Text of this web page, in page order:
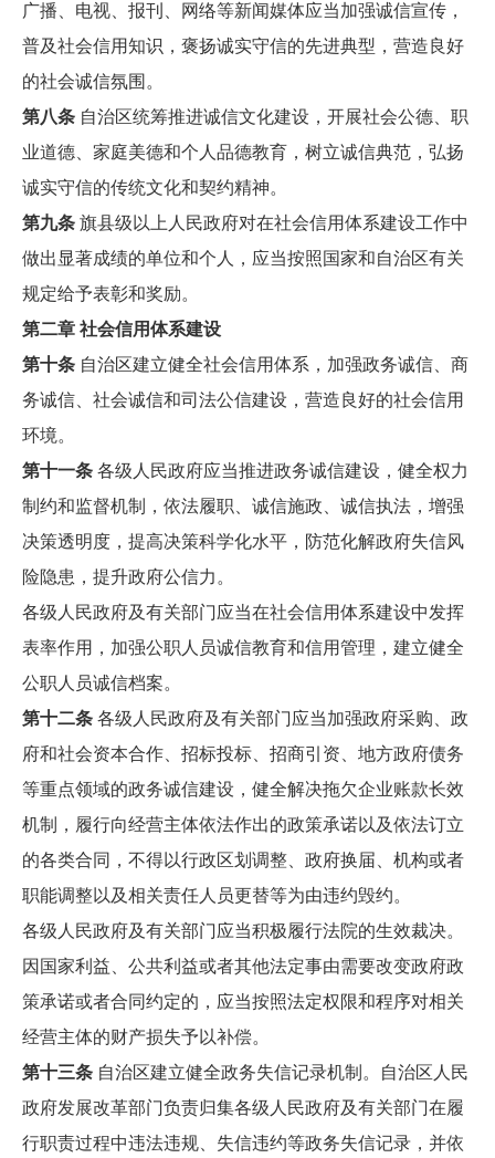
广播、电视、报刊、网络等新闻媒体应当加强诚信宣传，
普及社会信用知识，褒扬诚实守信的先进典型，营造良好
的社会诚信氛围。
第八条 自治区统筹推进诚信文化建设，开展社会公德、职
业道德、家庭美德和个人品德教育，树立诚信典范，弘扬
诚实守信的传统文化和契约精神。
第九条 旗县级以上人民政府对在社会信用体系建设工作中
做出显著成绩的单位和个人，应当按照国家和自治区有关
规定给予表彰和奖励。
第二章 社会信用体系建设
第十条 自治区建立健全社会信用体系，加强政务诚信、商
务诚信、社会诚信和司法公信建设，营造良好的社会信用
环境。
第十一条 各级人民政府应当推进政务诚信建设，健全权力
制约和监督机制，依法履职、诚信施政、诚信执法，增强
决策透明度，提高决策科学化水平，防范化解政府失信风
险隐患，提升政府公信力。
各级人民政府及有关部门应当在社会信用体系建设中发挥
表率作用，加强公职人员诚信教育和信用管理，建立健全
公职人员诚信档案。
第十二条 各级人民政府及有关部门应当加强政府采购、政
府和社会资本合作、招标投标、招商引资、地方政府债务
等重点领域的政务诚信建设，健全解决拖欠企业账款长效
机制，履行向经营主体依法作出的政策承诺以及依法订立
的各类合同，不得以行政区划调整、政府换届、机构或者
职能调整以及相关责任人员更替等为由违约毁约。
各级人民政府及有关部门应当积极履行法院的生效裁决。
因国家利益、公共利益或者其他法定事由需要改变政府政
策承诺或者合同约定的，应当按照法定权限和程序对相关
经营主体的财产损失予以补偿。
第十三条 自治区建立健全政务失信记录机制。自治区人民
政府发展改革部门负责归集各级人民政府及有关部门在履
行职责过程中违法违规、失信违约等政务失信记录，并依